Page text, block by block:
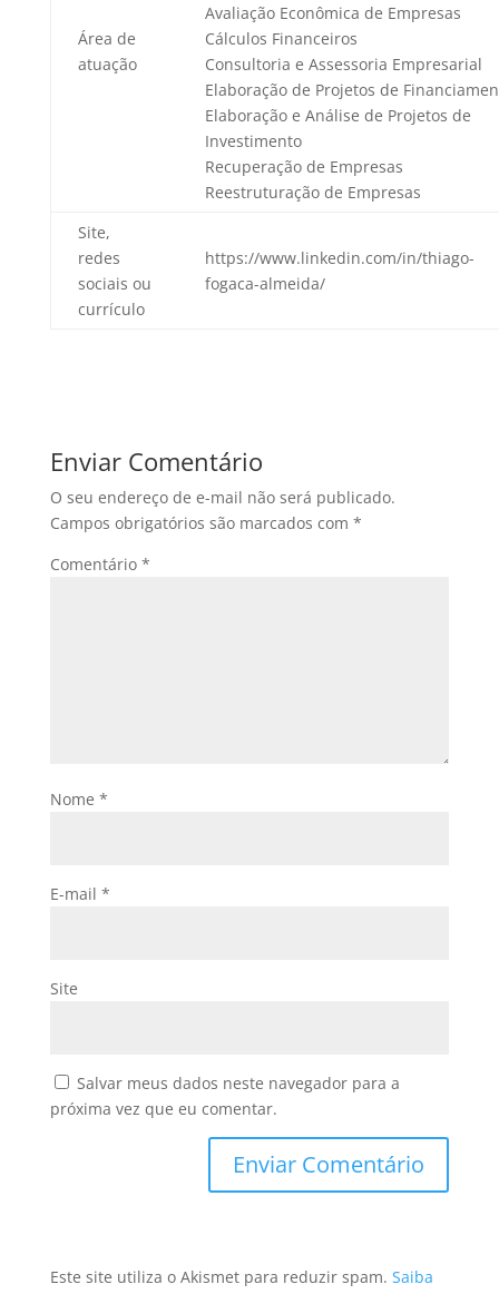
Área de
atuação
Avaliação Econômica de Empresas
Cálculos Financeiros
Consultoria e Assessoria Empresarial
Elaboração de Projetos de
Elaboração e Análise de Projetos de
Investimento
Recuperação de Empresas
Reestruturação de Empresas
Site,
redes
sociais ou
currículo
https://www.linkedin.com/in/thiago-
fogaca-almeida/
Enviar Comentário
O seu endereço de e-mail não será publicado.
Campos obrigatórios são marcados com *
Comentário *
Nome *
E-mail *
Site
Salvar meus dados neste navegador para a
próxima vez que eu comentar.
Este site utiliza o Akismet para reduzir spam. Saiba